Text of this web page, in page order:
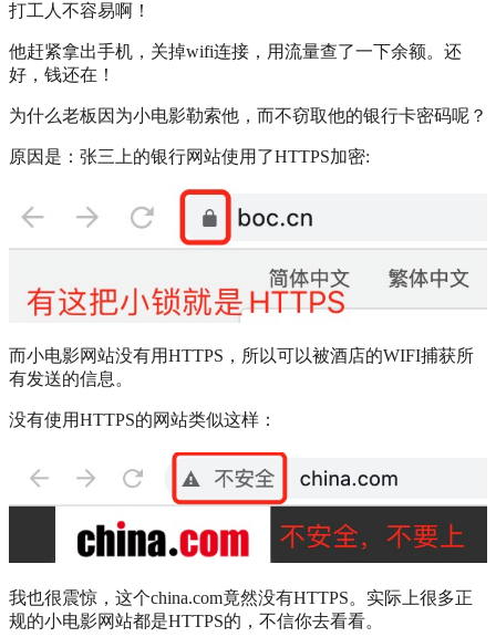
打工人不容易啊！
他赶紧拿出手机，关掉wifi连接，用流量查了一下余额。还
好，钱还在！
为什么老板因为小电影勒索他，而不窃取他的银行卡密码呢？
原因是：张三上的银行网站使用了HTTPS加密:
而小电影网站没有用HTTPS，所以可以被酒店的WIFI捕获所
有发送的信息。
没有使用HTTPS的网站类似这样：
我也很震惊，这个china.com竟然没有HTTPS。实际上很多正
规的小电影网站都是HTTPS的，不信你去看看。